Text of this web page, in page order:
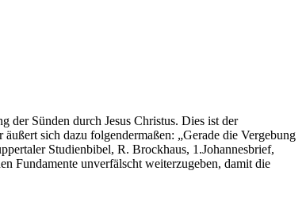
der Sünden durch Jesus Christus. Dies ist der
sich dazu folgendermaßen: „Gerade die Vergebung
Studienbibel, R. Brockhaus, 1.Johannesbrief,
Fundamente unverfälscht weiterzugeben, damit die